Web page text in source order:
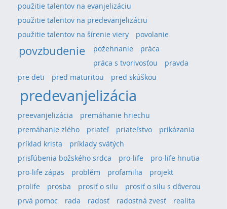
použitie talentov na evanjelizáciu
použitie talentov na predevanjelizáciu
použitie talentov na šírenie viery
povolanie
povzbudenie požehnanie
práca
práca s tvorivosťou
pravda
pre deti
pred maturitou pred skúškou
predevanjelizácia
preevanjelizácia
premáhanie hriechu
premáhanie zlého
priateľ priateľstvo
prikázania
príklad krista
príklady svätých
prisľúbenia božského srdca
pro-life
pro-life hnutia
pro-life zápas
problém profamilia
projekt
prolife
prosba prosiť o silu
prosiť o silu s dôverou
prvá pomoc
rada radosť radostná zvesť
realita